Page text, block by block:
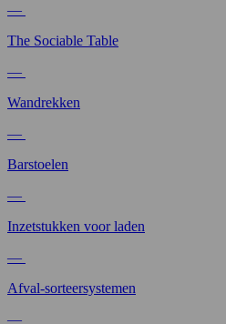
—
The Sociable Table
—
Wandrekken
—
Barstoelen
—
Inzetstukken voor laden
—
Afval-sorteersystemen
—